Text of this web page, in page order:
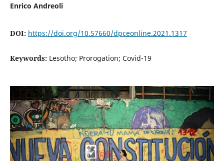
Enrico Andreoli
DOI: https://doi.org/10.57660/dpceonline.2021.1317
Keywords: Lesotho; Prorogation; Covid-19